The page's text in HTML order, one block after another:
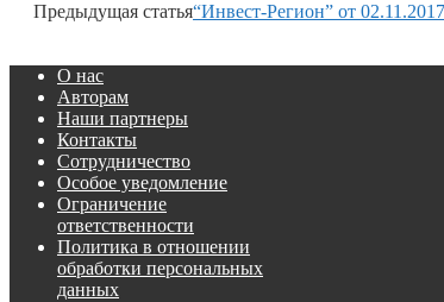
Предыдущая статья“Инвест-Регион” от 02.11.2017
О нас
Авторам
Наши партнеры
Контакты
Сотрудничество
Особое уведомление
Ограничение
ответственности
Политика в отношении
обработки персональных
данных